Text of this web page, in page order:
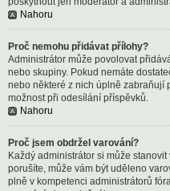
Nahoru
Proč nemohu přidávat přílohy?
Administrátor může povolovat
nebo skupiny. Pokud nemáte
nebo některé z nich úplně zabraňují
možnost při odesílání příspěvků.
Nahoru
Proč jsem obdržel varování?
Každý administrátor si může
porušíte, může vám být uděleno
plně v kompetenci administrátorů